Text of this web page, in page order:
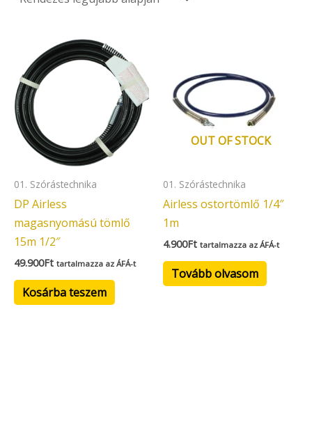
01. Szórástechnika
DP Airless
magasnyomású tömlő
15m 1/2″
49.900Ft tartalmazza az ÁFÁ-t
Kosárba teszem
OUT OF STOCK
01. Szórástechnika
Airless ostortömlő 1/4″
1m
4.900Ft tartalmazza az ÁFÁ-t
Tovább olvasom